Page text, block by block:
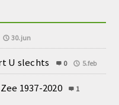
30.jun
U slechts 0 5.feb
1937-2020
1